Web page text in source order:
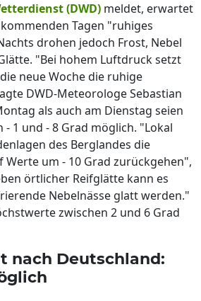
(DWD) meldet, erwartet
Tagen "ruhiges
drohen jedoch Frost, Nebel
"Bei hohem Luftdruck setzt
neue Woche die ruhige
DWD-Meteorologe Sebastian
als auch am Dienstag seien
1 und - 8 Grad möglich. "Lokal
des Berglandes die
Werte um - 10 Grad zurückgehen",
örtlicher Reifglätte kann es
Nebelnässe glatt werden."
zwischen 2 und 6 Grad
nach Deutschland: